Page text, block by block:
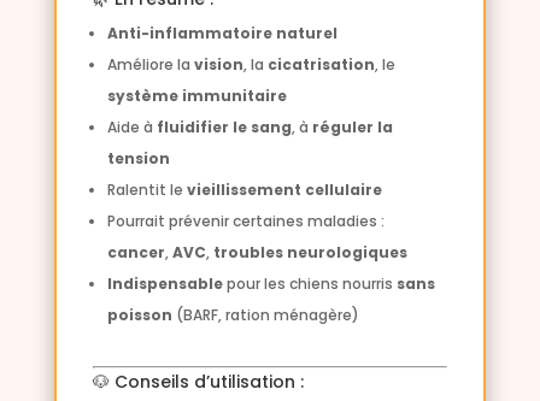
Anti-inflammatoire naturel
Améliore la vision, la cicatrisation, le
système immunitaire
Aide à fluidifier le sang, à réguler la
tension
Ralentit le vieillissement cellulaire
Pourrait prévenir certaines maladies :
cancer,AVC, troubles neurologiques
Indispensablepour les chiens nourris sans
poisson (BARF, ration ménagère)
🐶 Conseils d’utilisation :